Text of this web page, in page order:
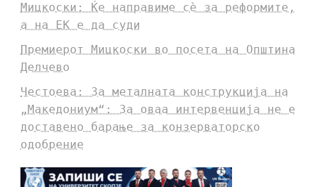
Мицкоски: Ќе направиме сè за реформите,
а на ЕК е да суди
Премиерот Мицкоски во посета на Општина
Делчево
Честоева: За металната конструкција на
„Македониум“: За оваа интервенција не е
доставено барање за конзерваторско
одобрение